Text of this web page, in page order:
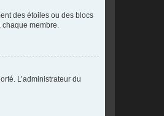
des étoiles ou des blocs
membre.
L’administrateur du